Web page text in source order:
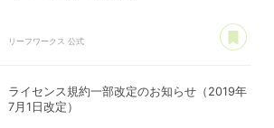
リーフワークス 公式
ライセンス規約一部改定のお知らせ（2019年
7月1日改定）